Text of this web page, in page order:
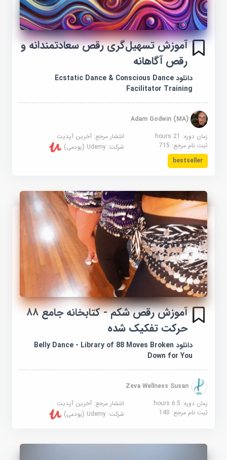
آموزش تسهیل‌گری رقص سعادتمندانه و
رقص آگاهانه
دانلود Ecstatic Dance & Conscious Dance
Facilitator Training
Adam Godwin (MA)
زمان دوره: 21 hours
انتشار مرجع:آخرین آپدیت
ثبت نام مرجع:715 شرکت:Udemy (یودمی)
bestseller
آموزش رقص شکم - کتابخانه جامع ۸۸
حرکت تفکیک شده
دانلود Belly Dance - Library of 88 Moves Broken
Down for You
Zeva Wellness Susan
زمان دوره: 6.5 hours
انتشار مرجع:آخرین آپدیت
ثبت نام مرجع:140 شرکت:Udemy (یودمی)